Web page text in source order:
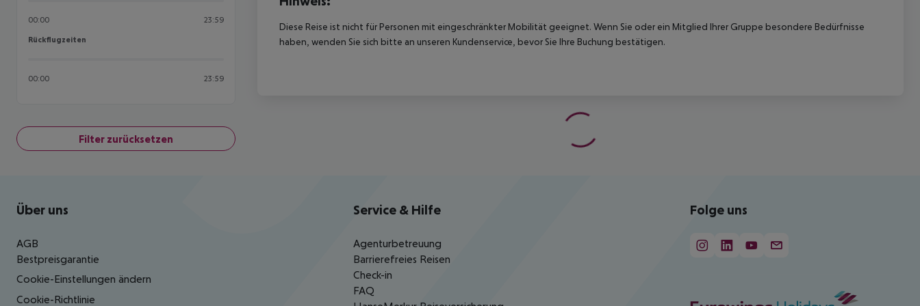
00:00 23:59
Rückflugzeiten
Rückflugzeiten
00:00 23:59
Filter zurücksetzen
Diese Reise ist nicht für Personen mit eingeschränkter Mobilität geeignet. Wenn Sie oder ein Mitglied Ihrer Gruppe besondere Bedürfnisse
haben, wenden Sie sich bitte an unseren Kundenservice, bevor Sie Ihre Buchung bestätigen.
Footer navigation
Über uns
AGB
Bestpreisgarantie
Cookie-Einstellungen ändern
Cookie-Richtlinie
Service & Hilfe
Agenturbetreuung
Barrierefreies Reisen
Check-in
FAQ
Folge uns